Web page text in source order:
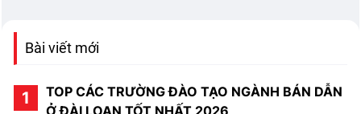
Bài viết mới
TOP CÁC TRƯỜNG ĐÀO TẠO NGÀNH BÁN DẪN
Ở ĐÀI LOAN TỐT NHẤT 2026